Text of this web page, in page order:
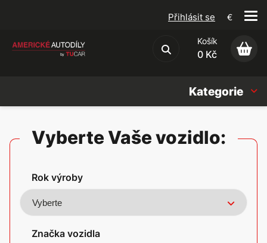
Obchodní podmínky
Přihlásit se €
Košík
0 Kč
Kategorie
Americké vozy
Vyberte Vaše vozidlo:
Rok výroby
Značka vozidla